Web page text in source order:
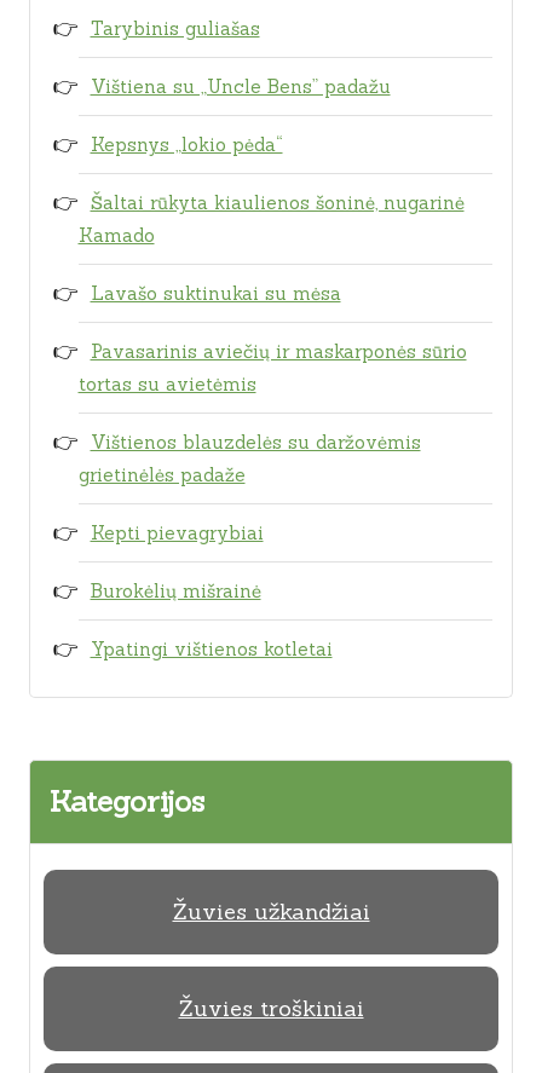
Tarybinis guliašas
Vištiena su „Uncle Bens” padažu
Kepsnys „lokio pėda“
Šaltai rūkyta kiaulienos šoninė, nugarinė
Kamado
Lavašo suktinukai su mėsa
Pavasarinis aviečių ir maskarponės sūrio
tortas su avietėmis
Vištienos blauzdelės su daržovėmis
grietinėlės padaže
Kepti pievagrybiai
Burokėlių mišrainė
Ypatingi vištienos kotletai
Kategorijos
Žuvies užkandžiai
Žuvies troškiniai